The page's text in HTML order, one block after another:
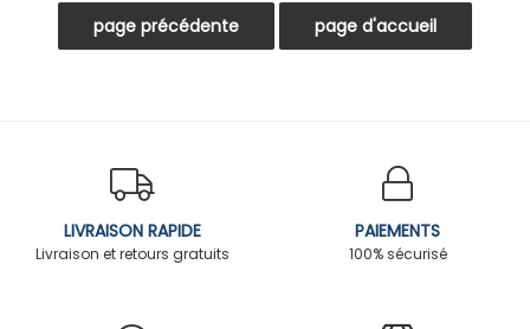
LIVRAISON RAPIDE
Livraison et retours gratuits
PAIEMENTS
100% sécurisé